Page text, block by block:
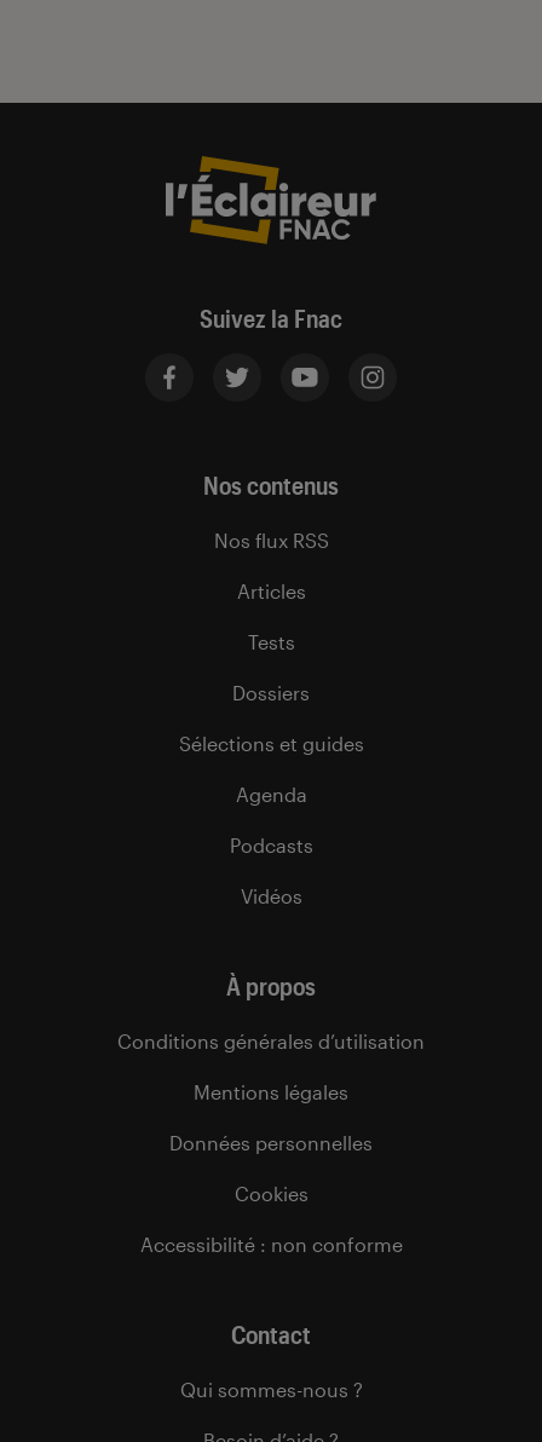
Suivez la Fnac
Nos contenus
Nos flux RSS
Articles
Tests
Dossiers
Sélections et guides
Agenda
Podcasts
Vidéos
À propos
Conditions générales d’utilisation
Mentions légales
Données personnelles
Cookies
Accessibilité : non conforme
Contact
Qui sommes-nous ?